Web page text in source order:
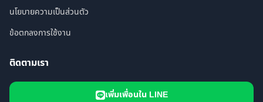
นโยบายความเป็นส่วนตัว
ข้อตกลงการใช้งาน
ติดตามเรา
เพิ่มเพื่อนใน LINE